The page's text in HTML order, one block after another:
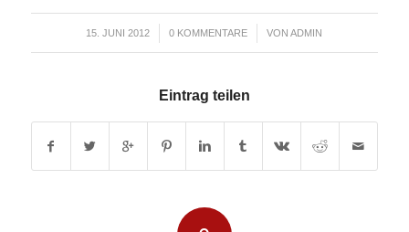
15. JUNI 2012
/ 0 KOMMENTARE
/ VONADMIN
Eintrag teilen